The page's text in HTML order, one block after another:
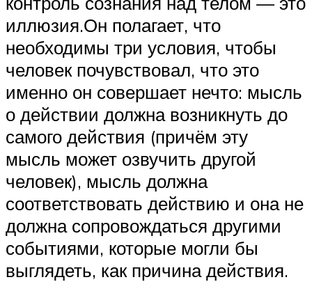
иллюзия.Он полагает, что
необходимы три условия, чтобы
человек почувствовал, что это
именно он совершает нечто: мысль
о действии должна возникнуть до
самого действия (причём эту
мысль может озвучить другой
человек), мысль должна
соответствовать действию и она не
должна сопровождаться другими
событиями, которые могли бы
выглядеть, как причина действия.